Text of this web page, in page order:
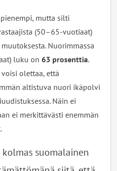
mutta silti
(50–65-vuotiaat)
Nuorimmassa
luku on 63 prosenttia.
olettaa, että
altistuva nuori ikäpolvi
Näin ei
ei merkittävästi enemmän
suomalainen